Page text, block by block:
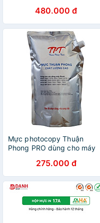
Chính Hãng480.000 đ
Mực photocopy Thuận
Phong PRO dùng cho máy
2051/ 2060/ 2075/ MP
5500/ 6000/ 6001/ 6002/
6500/ 7000/ 7001/ 7500/
7502/ 8000/ 8001/ 9001/
9002 - Hàng Chính Hãng
275.000 đ